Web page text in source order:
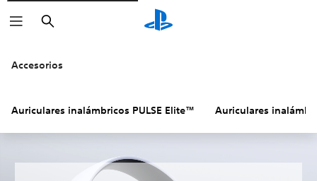
Buscar
Accesorios
Auriculares inalámbricos PULSE Elite™ Auriculares